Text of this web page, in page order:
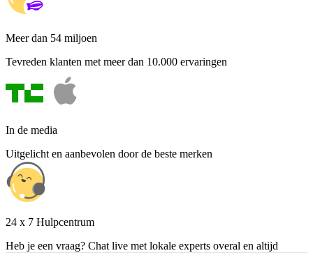
Meer dan 54 miljoen
Tevreden klanten met meer dan 10.000 ervaringen
In de media
Uitgelicht en aanbevolen door de beste merken
24 x 7 Hulpcentrum
Heb je een vraag? Chat live met lokale experts overal en altijd